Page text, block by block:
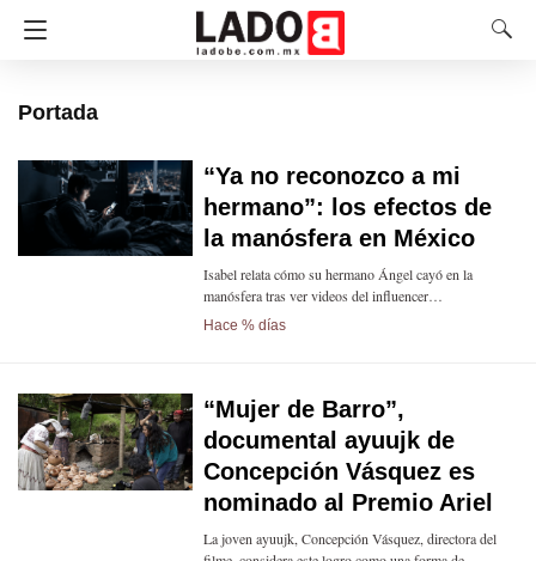
Portada
“Ya no reconozco a mi
hermano”: los efectos de
la manósfera en México
Isabel relata cómo su hermano Ángel cayó en la
manósfera tras ver videos del influencer…
Hace % días
“Mujer de Barro”,
documental ayuujk de
Concepción Vásquez es
nominado al Premio Ariel
La joven ayuujk, Concepción Vásquez, directora del